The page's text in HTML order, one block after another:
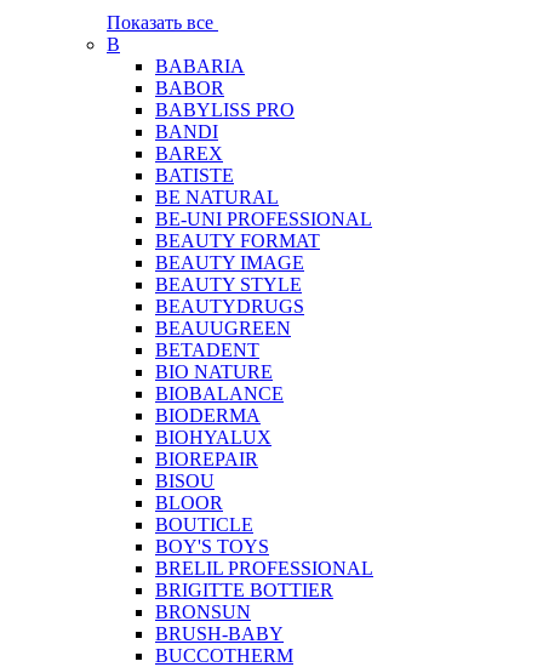
Показать все
B
BABARIA
BABOR
BABYLISS PRO
BANDI
BAREX
BATISTE
BE NATURAL
BE-UNI PROFESSIONAL
BEAUTY FORMAT
BEAUTY IMAGE
BEAUTY STYLE
BEAUTYDRUGS
BEAUUGREEN
BETADENT
BIO NATURE
BIOBALANCE
BIODERMA
BIOHYALUX
BIOREPAIR
BISOU
BLOOR
BOUTICLE
BOY'S TOYS
BRELIL PROFESSIONAL
BRIGITTE BOTTIER
BRONSUN
BRUSH-BABY
BUCCOTHERM